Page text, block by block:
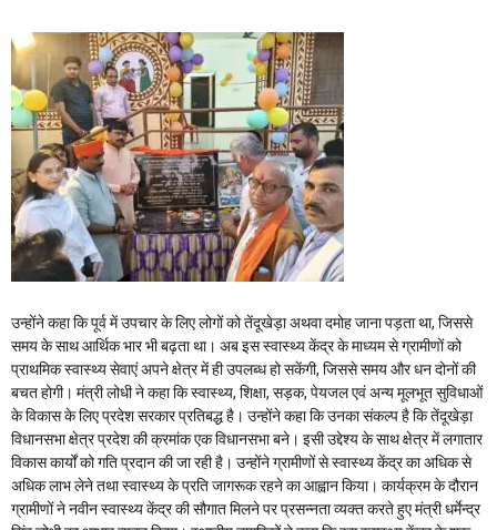
उन्होंने कहा कि पूर्व में उपचार के लिए लोगों को तेंदूखेड़ा अथवा दमोह जाना पड़ता था, जिससे
समय के साथ आर्थिक भार भी बढ़ता था। अब इस स्वास्थ्य केंद्र के माध्यम से ग्रामीणों को
प्राथमिक स्वास्थ्य सेवाएं अपने क्षेत्र में ही उपलब्ध हो सकेंगी, जिससे समय और धन दोनों की
बचत होगी। मंत्री लोधी ने कहा कि स्वास्थ्य, शिक्षा, सड़क, पेयजल एवं अन्य मूलभूत सुविधाओं
के विकास के लिए प्रदेश सरकार प्रतिबद्ध है। उन्होंने कहा कि उनका संकल्प है कि तेंदूखेड़ा
विधानसभा क्षेत्र प्रदेश की क्रमांक एक विधानसभा बने। इसी उद्देश्य के साथ क्षेत्र में लगातार
विकास कार्यों को गति प्रदान की जा रही है। उन्होंने ग्रामीणों से स्वास्थ्य केंद्र का अधिक से
अधिक लाभ लेने तथा स्वास्थ्य के प्रति जागरूक रहने का आह्वान किया। कार्यक्रम के दौरान
ग्रामीणों ने नवीन स्वास्थ्य केंद्र की सौगात मिलने पर प्रसन्नता व्यक्त करते हुए मंत्री धर्मेन्द्र